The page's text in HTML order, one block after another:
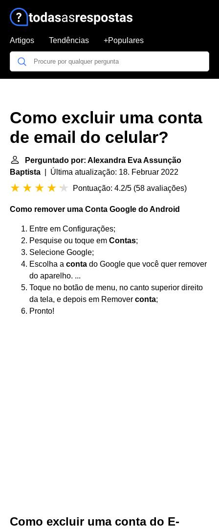
Artigos Tendências +Populares
Como excluir uma conta
de email do celular?
Perguntado por: Alexandra Eva Assunção
Baptista | Última atualização: 18. Februar 2022
Pontuação: 4.2/5 (58 avaliações)
Como remover uma Conta Google do Android
Entre em Configurações;
Pesquise ou toque em Contas;
Selecione Google;
Escolha a conta do Google que você quer remover
do aparelho. ...
Toque no botão de menu, no canto superior direito
da tela, e depois em Remover conta;
Pronto!
Como excluir uma conta do E-